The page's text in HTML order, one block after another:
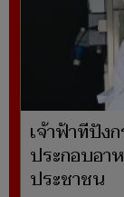
เจ้าฟ้าทีปัง
ประกอบอา
ประชาชน